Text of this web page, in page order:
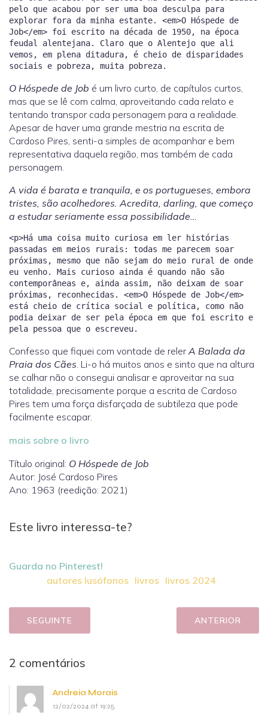
pelo que acabou por ser uma boa desculpa para
explorar fora da minha estante. <em>O Hóspede de
Job</em> foi escrito na década de 1950, na época
feudal alentejana. Claro que o Alentejo que ali
vemos, em plena ditadura, é cheio de disparidades
O Hóspede de Job é um livro curto, de capítulos curtos,
mas que se lê com calma, aproveitando cada relato e
tentando transpor cada personagem para a realidade.
Apesar de haver uma grande mestria na escrita de
Cardoso Pires, senti-a simples de acompanhar e bem
representativa daquela região, mas também de cada
personagem.
A vida é barata e tranquila, e os portugueses, embora
tristes, são acolhedores. Acredita, darling, que começo
a estudar seriamente essa possibilidade…
<p>Há uma coisa muito curiosa em ler histórias
passadas em meios rurais: todas me parecem soar
próximas, mesmo que não sejam do meio rural de onde
eu venho. Mais curioso ainda é quando não são
contemporâneas e, ainda assim, não deixam de soar
próximas, reconhecidas. <em>O Hóspede de Job</em>
está cheio de crítica social e política, como não
podia deixar de ser pela época em que foi escrito e
Confesso que fiquei com vontade de relerA Balada da
Praia dos Cães. Li-o há muitos anos e sinto que na altura
se calhar não o consegui analisar e aproveitar na sua
totalidade, precisamente porque a escrita de Cardoso
Pires tem uma força disfarçada de subtileza que pode
facilmente escapar.
mais sobre o livro
Título original: O Hóspede de Job
Autor: José Cardoso Pires
Ano: 1963 (reedição: 2021)
Este livro interessa-te?
Guarda no Pinterest!
autores lusófonos livros livros 2024
SEGUINTE ANTERIOR
2 comentários
Andreia Morais
12/02/2024 at 19:25